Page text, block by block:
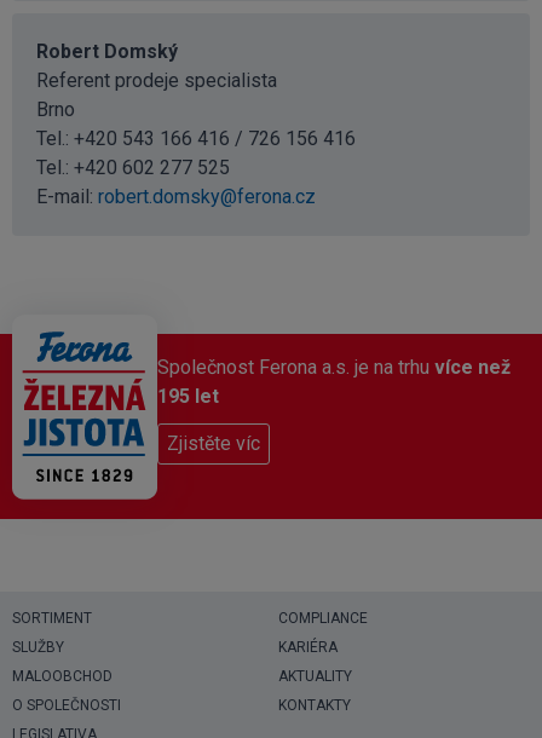
Robert Domský
Referent prodeje specialista
Brno
Tel.: +420 543 166 416 / 726 156 416
Tel.: +420 602 277 525
E-mail: robert.domsky@ferona.cz
Společnost Ferona a.s. je na trhu více než
195 let
Zjistěte víc
SORTIMENT
SLUŽBY
MALOOBCHOD
O SPOLEČNOSTI
COMPLIANCE
KARIÉRA
AKTUALITY
KONTAKTY